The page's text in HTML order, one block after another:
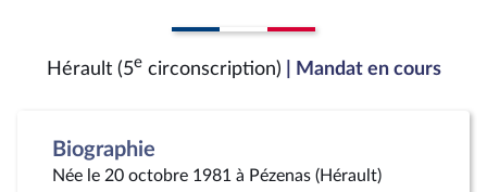
Hérault (5ecirconscription) | Mandat en cours
Biographie
Née le 20 octobre 1981 à Pézenas (Hérault)